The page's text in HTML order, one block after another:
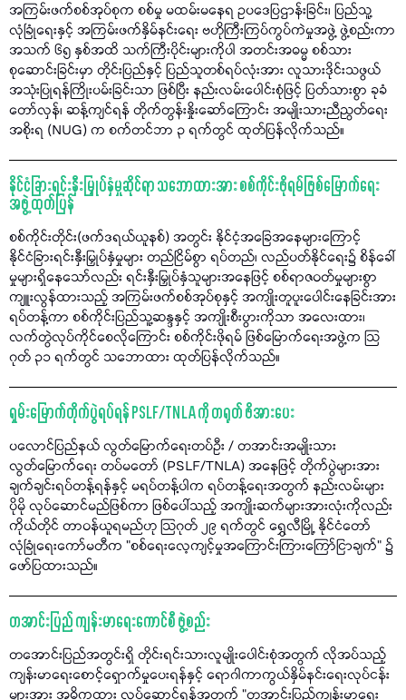
အကြမ်းဖက်စစ်အုပ်စုက စစ်မှု မထမ်းမနေရ ဥပဒေပြဌာန်းခြင်း၊ ပြည်သူ့
လုံခြုံရေးနှင့် အကြမ်းဖက်နှိမ်နင်းရေး ဗဟိုကြီးကြပ်ကွပ်ကဲမှုအဖွဲ့ ဖွဲ့စည်းကာ
အသက် ၆၅ နှစ်အထိ သက်ကြီးပိုင်းများကိုပါ အတင်းအဓမ္မ စစ်သား
စုဆောင်းခြင်းမှာ တိုင်းပြည်နှင့် ပြည်သူတစ်ရပ်လုံးအား လူသားဒိုင်းသဖွယ်
အသုံးပြုရန်ကြိုးပမ်းခြင်းသာ ဖြစ်ပြီး နည်းလမ်းပေါင်းစုံဖြင့် ပြတ်သားစွာ ခုခံ
တော်လှန်၊ ဆန့်ကျင်ရန် တိုက်တွန်းနှိုးဆော်ကြောင်း အမျိုးသားညီညွတ်ရေး
အစိုးရ (NUG) က စက်တင်ဘာ ၃ ရက်တွင် ထုတ်ပြန်လိုက်သည်။
နိုင်ငံခြားရင်းနှီးမြှုပ်နှံမှုဆိုင်ရာ သဘောထားအား စစ်ကိုင်းဖိုရမ်ဖြစ်မြောက်ရေး
အဖွဲ့ ထုတ်ပြန်
စစ်ကိုင်းတိုင်း(ဖက်ဒရယ်ယူနစ်) အတွင်း နိုင်ငံ့အခြေအနေများကြောင့်
နိုင်ငံခြားရင်းနှီးမြှုပ်နှံမှုများ တည်ငြိမ်စွာ ရပ်တည်၊ လည်ပတ်နိုင်ရေး၌ စိန်ခေါ်
မှုများရှိနေသော်လည်း ရင်းနှီးမြှုပ်နှံသူများအနေဖြင့် စစ်ရာဇဝတ်မှုများစွာ
ကျူးလွန်ထားသည့် အကြမ်းဖက်စစ်အုပ်စုနှင့် အကျိုးတူပူးပေါင်းနေခြင်းအား
ရပ်တန့်ကာ စစ်ကိုင်းပြည်သူ့ဆန္ဒနှင့် အကျိုးစီးပွားကိုသာ အလေးထား၊
လက်တွဲလုပ်ကိုင်စေလိုကြောင်း စစ်ကိုင်းဖိုရမ် ဖြစ်မြောက်ရေးအဖွဲ့က သြ
ဂုတ် ၃၁ ရက်တွင် သဘောထား ထုတ်ပြန်လိုက်သည်။
ရှမ်းမြောက်တိုက်ပွဲရပ်ရန် PSLF/TNLA ကို တရုတ် ဖိအားပေး
ပလောင်ပြည်နယ် လွတ်မြောက်ရေးတပ်ဦး / တအာင်းအမျိုးသား
လွတ်မြောက်ရေး တပ်မတော် (PSLF/TNLA) အနေဖြင့် တိုက်ပွဲများအား
ချက်ချင်းရပ်တန့်ရန်နှင့် မရပ်တန့်ပါက ရပ်တန့်ရေးအတွက် နည်းလမ်းများ
ပိုမို လုပ်ဆောင်မည်ဖြစ်ကာ ဖြစ်ပေါ်သည့် အကျိုးဆက်များအားလုံးကိုလည်း
ကိုယ်တိုင် တာဝန်ယူရမည်ဟု သြဂုတ် ၂၉ ရက်တွင် ရွှေလီမြို့ နိုင်ငံတော်
လုံခြုံရေးကော်မတီက "စစ်ရေးလေ့ကျင့်မှုအကြောင်းကြားကြော်ငြာချက်" ၌
ဖော်ပြထားသည်။
တအာင်းပြည် ကျန်းမာရေးကောင်စီ ဖွဲ့စည်း
တအောင်းပြည်အတွင်းရှိ တိုင်းရင်းသားလူမျိုးပေါင်းစုံအတွက် လိုအပ်သည့်
ကျန်းမာရေးစောင့်ရှောက်မှုပေးရန်နှင့် ရောဂါကာကွယ်နှိမ်နင်းရေးလုပ်ငန်း
များအား အဓိကထား လုပ်ဆောင်ရန်အတွက် "တအာင်းပြည်ကျန်းမာရေး